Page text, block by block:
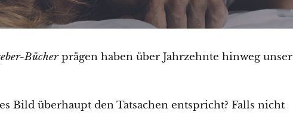
Bücherprägen haben über Jahrzehnte hinweg unser
Bild überhaupt den Tatsachen entspricht? Falls nicht